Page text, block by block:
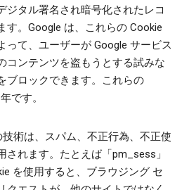
ジタル署名され暗号化されたレコ
す。Google は、これらの Cookie
って、ユーザーが Google サービス
コンテンツを盗もうとする試みな
ブロックできます。これらの
です。
術は、スパム、不正行為、不正使
されます。たとえば「pm_sess」
を使用すると、ブラウジング セ